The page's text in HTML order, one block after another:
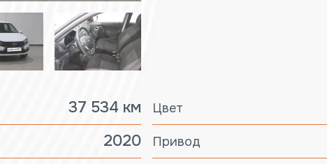
37 534 км
2020
Цвет
Привод